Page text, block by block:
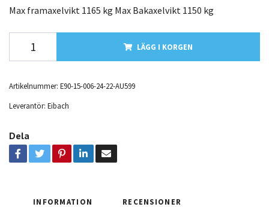
Max framaxelvikt 1165 kg Max Bakaxelvikt 1150 kg
LÄGG I KORGEN
Artikelnummer: E90-15-006-24-22-AU599
Leverantör: Eibach
Dela
INFORMATION RECENSIONER